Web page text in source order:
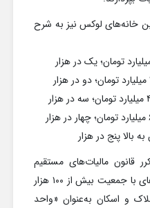
خانه‌های لوکس نیز به شرح
دیگر، طبق ماده ۵۴ مکرر قانون مالیات‌های مستقیم
واحدهای مسکونی واقع در شهرهای با جمعیت بیش از ۱۰۰ هزار
و اسکان به‌عنوان «واحد